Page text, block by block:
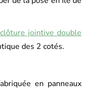
clôture jointive double
des 2 cotés.
en panneaux